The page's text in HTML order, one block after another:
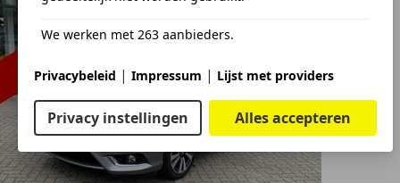
We werken met 263 aanbieders.
Privacybeleid | Impressum | Lijst met providers
Privacy instellingen Alles accepteren